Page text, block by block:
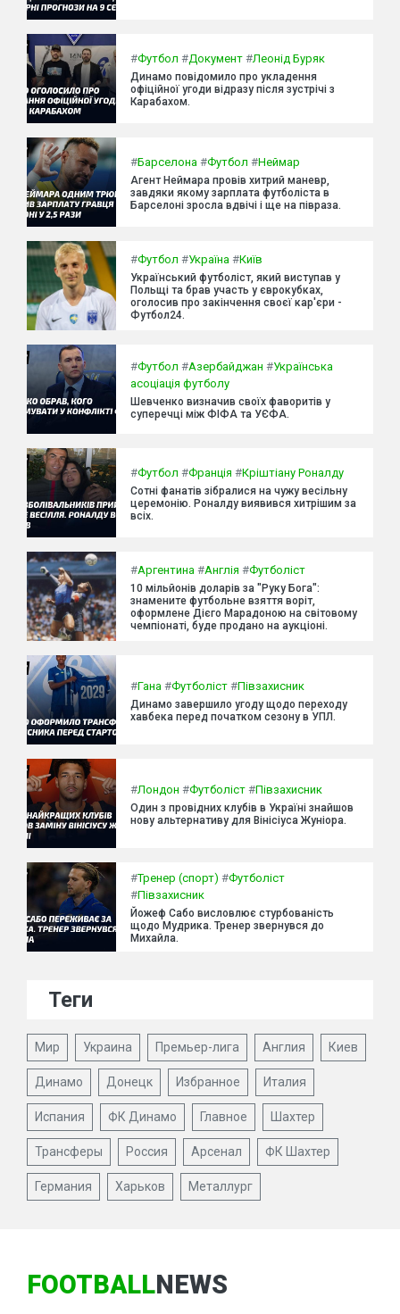
#Футбол #Документ #Леонід Буряк
Динамо повідомило про укладення
офіційної угоди відразу після зустрічі з
Карабахом.
#Барселона #Футбол #Неймар
Агент Неймара провів хитрий маневр,
завдяки якому зарплата футболіста в
Барселоні зросла вдвічі і ще на півраза.
#Футбол #Україна #Київ
Український футболіст, який виступав у
Польщі та брав участь у єврокубках,
оголосив про закінчення своєї кар'єри -
Футбол24.
#Футбол #Азербайджан #Українська
асоціація футболу
Шевченко визначив своїх фаворитів у
суперечці між ФІФА та УЄФА.
#Футбол #Франція #Кріштіану Роналду
Сотні фанатів зібралися на чужу весільну
церемонію. Роналду виявився хитрішим за
всіх.
#Аргентина #Англія #Футболіст
10 мільйонів доларів за "Руку Бога":
знамените футбольне взяття воріт,
оформлене Дієго Марадоною на світовому
чемпіонаті, буде продано на аукціоні.
#Гана #Футболіст #Півзахисник
Динамо завершило угоду щодо переходу
хавбека перед початком сезону в УПЛ.
#Лондон #Футболіст #Півзахисник
Один з провідних клубів в Україні знайшов
нову альтернативу для Вінісіуса Жуніора.
#Тренер (спорт) #Футболіст
#Півзахисник
Йожеф Сабо висловлює стурбованість
щодо Мудрика. Тренер звернувся до
Михайла.
Теги
Мир Украина Премьер-лига Англия Киев
Динамо Донецк Избранное Италия
Испания ФК Динамо Главное Шахтер
Трансферы Россия Арсенал ФК Шахтер
Германия Харьков Металлург
FOOTBALLNEWS